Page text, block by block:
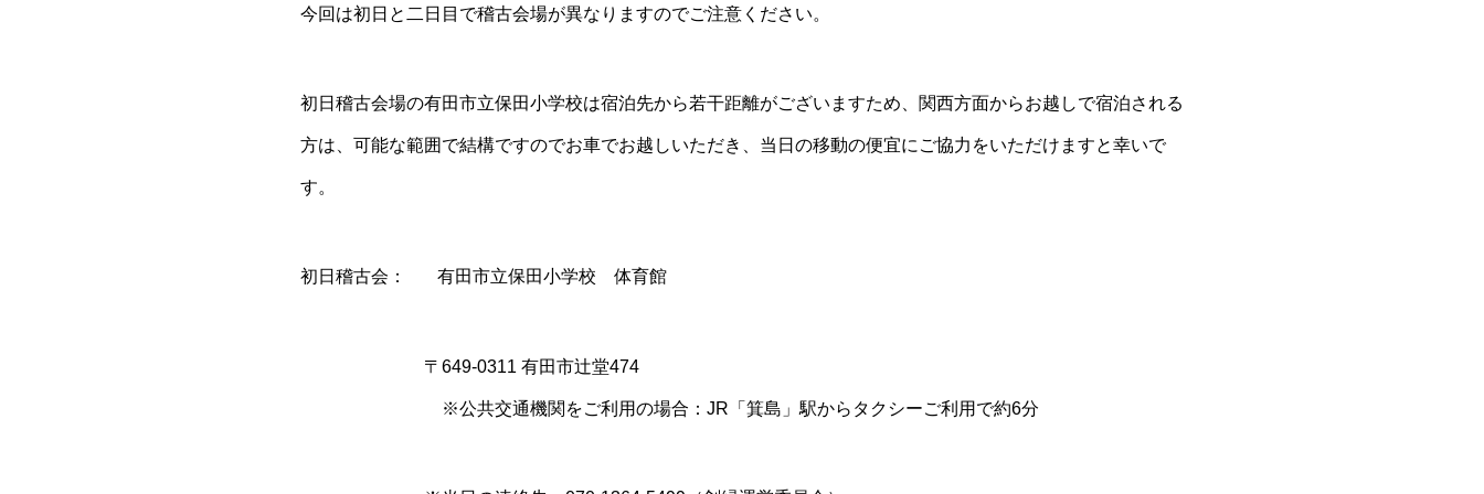
今回は初日と二日目で稽古会場が異なりますのでご注意ください。
初日稽古会場の有田市立保田小学校は宿泊先から若干距離がございますため、関西方面からお越しで宿泊される
方は、可能な範囲で結構ですのでお車でお越しいただき、当日の移動の便宜にご協力をいただけますと幸いで
す。
初日稽古会： 有田市立保田小学校 体育館
〒649-0311 有田市辻堂474
※公共交通機関をご利用の場合：JR「箕島」駅からタクシーご利用で約6分